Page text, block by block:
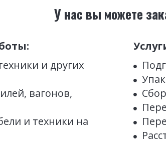
У нас вы можете
и других
вагонов,
и техники на